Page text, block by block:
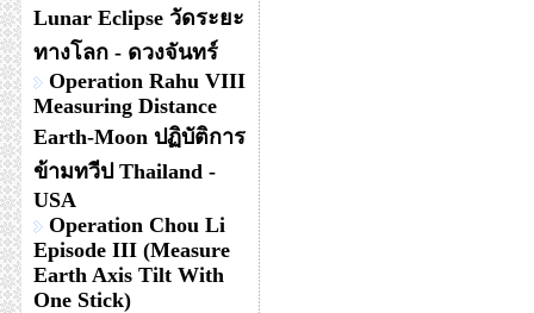
Lunar Eclipse วัดระยะ
ทางโลก - ดวงจันทร์
Operation Rahu VIII
Measuring Distance
Earth-Moon ปฏิบัติการ
ข้ามทวีป Thailand -
USA
Operation Chou Li
Episode III (Measure
Earth Axis Tilt With
One Stick)